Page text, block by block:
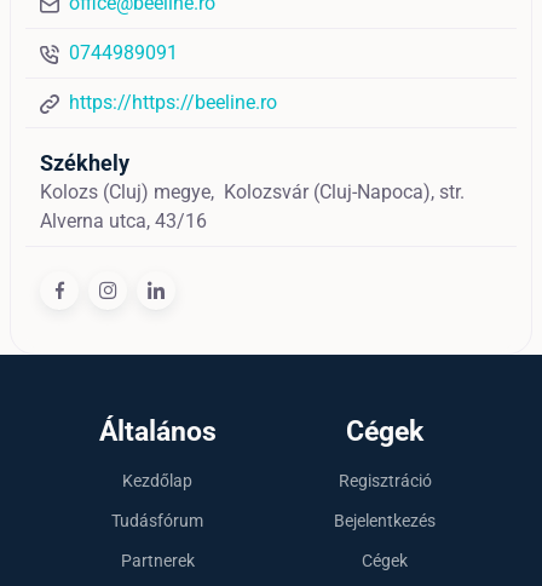
0744989091
https://https://beeline.ro
Székhely
Kolozs (Cluj) megye, Kolozsvár (Cluj-Napoca), str.
Alverna utca, 43/16
Általános
Kezdőlap
Tudásfórum
Partnerek
Cégek
Regisztráció
Bejelentkezés
Cégek